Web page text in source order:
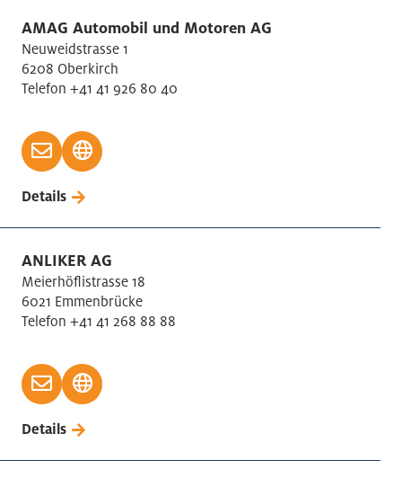
AMAG Automobil und Motoren AG
Neuweidstrasse 1
6208 Oberkirch
Telefon +41 41 926 80 40
Details
ANLIKER AG
Meierhöflistrasse 18
6021 Emmenbrücke
Telefon +41 41 268 88 88
Details